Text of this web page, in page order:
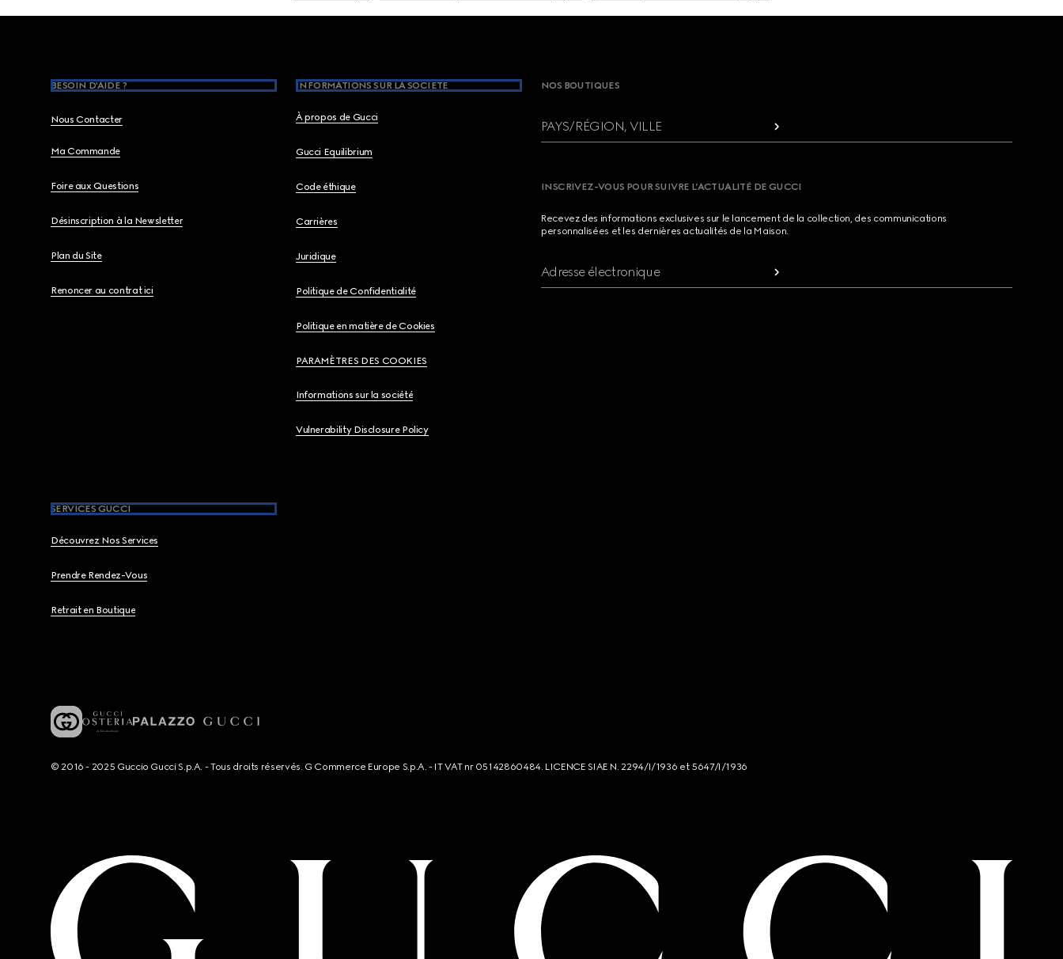
BESOIN D'AIDE ?
Nous Contacter
Ma Commande
Foire aux Questions
Désinscription à la Newsletter
Plan du Site
Renoncer au contrat ici
INFORMATIONS SUR LA SOCIETE
À propos de Gucci
Gucci Equilibrium
Code éthique
Carrières
Juridique
Politique de Confidentialité
Politique en matière de Cookies
PARAMÈTRES DES COOKIES
Informations sur la société
Vulnerability Disclosure Policy
SERVICES GUCCI
Découvrez Nos Services
Prendre Rendez-Vous
Retrait en Boutique
NOS BOUTIQUES
PAYS/RÉGION, VILLE
INSCRIVEZ-VOUS POUR SUIVRE L’ACTUALITÉ DE GUCCI
Recevez des informations exclusives sur le lancement de la collection, des communications
personnalisées et les dernières actualités de la Maison.
Adresse électronique
© 2016 - 2025 Guccio Gucci S.p.A. - Tous droits réservés. G Commerce Europe S.p.A. - IT VAT nr 05142860484. LICENCE SIAE N. 2294/I/1936 et 5647/I/1936